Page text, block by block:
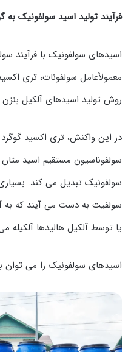
فرآیند تولید اسید سولفونیک
اسیدهای سولفونیک با فرآیند
معمولاًعامل سولفونات، تری
روش تولید اسیدهای آلکیل
در این واکنش، تری اکسید
سولفوناسیون مستقیم اسید
سولفونیک تبدیل می کند.
سولفیت به دست می آیند که به
یا توسط آلکیل هالیدها آلکیله
اسیدهای سولفونیک را می توان